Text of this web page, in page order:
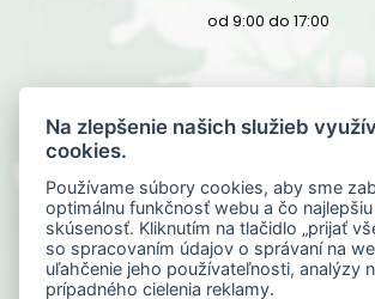
od 9:00 do 17:00
KONTAKT
040 01 Košice, Slovensko
0901 705 702
0902 038 546
info@zdravafasada.sk
Na zlepšenie našich služieb
cookies.
Používame súbory cookies, aby sme
optimálnu funkčnosť webu a čo
skúsenosť. Kliknutím na tlačidlo „prijať
so spracovaním údajov o správaní na
uľahčenie jeho používateľnosti, analýzy
prípadného cielenia reklamy.